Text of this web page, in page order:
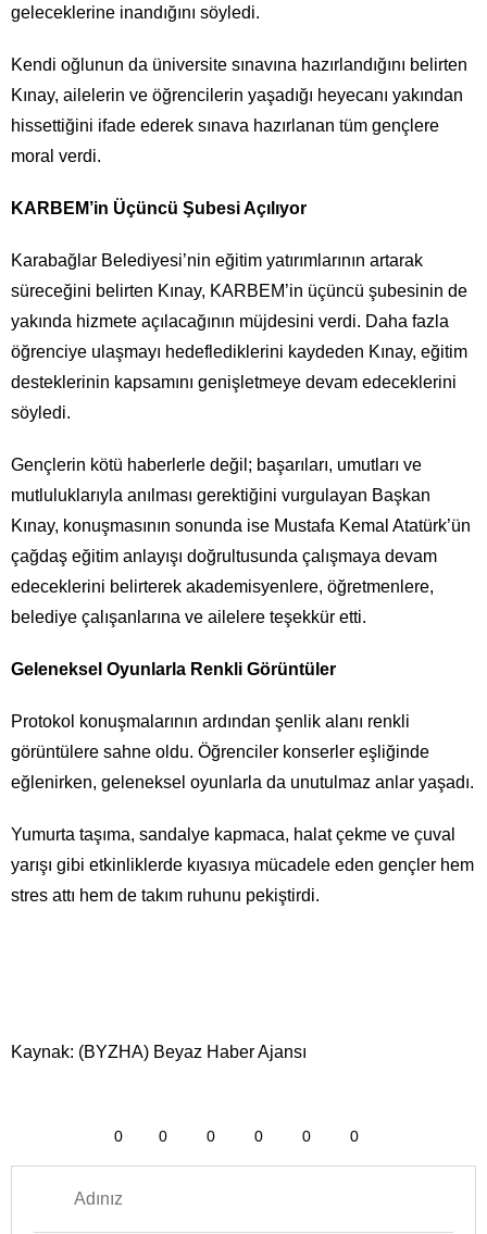
geleceklerine inandığını söyledi.
Kendi oğlunun da üniversite sınavına hazırlandığını belirten
Kınay, ailelerin ve öğrencilerin yaşadığı heyecanı yakından
hissettiğini ifade ederek sınava hazırlanan tüm gençlere
moral verdi.
KARBEM’in Üçüncü Şubesi Açılıyor
Karabağlar Belediyesi’nin eğitim yatırımlarının artarak
süreceğini belirten Kınay, KARBEM’in üçüncü şubesinin de
yakında hizmete açılacağının müjdesini verdi. Daha fazla
öğrenciye ulaşmayı hedeflediklerini kaydeden Kınay, eğitim
desteklerinin kapsamını genişletmeye devam edeceklerini
söyledi.
Gençlerin kötü haberlerle değil; başarıları, umutları ve
mutluluklarıyla anılması gerektiğini vurgulayan Başkan
Kınay, konuşmasının sonunda ise Mustafa Kemal Atatürk’ün
çağdaş eğitim anlayışı doğrultusunda çalışmaya devam
edeceklerini belirterek akademisyenlere, öğretmenlere,
belediye çalışanlarına ve ailelere teşekkür etti.
Geleneksel Oyunlarla Renkli Görüntüler
Protokol konuşmalarının ardından şenlik alanı renkli
görüntülere sahne oldu. Öğrenciler konserler eşliğinde
eğlenirken, geleneksel oyunlarla da unutulmaz anlar yaşadı.
Yumurta taşıma, sandalye kapmaca, halat çekme ve çuval
yarışı gibi etkinliklerde kıyasıya mücadele eden gençler hem
stres attı hem de takım ruhunu pekiştirdi.
Kaynak: (BYZHA) Beyaz Haber Ajansı
0 0 0 0 0 0